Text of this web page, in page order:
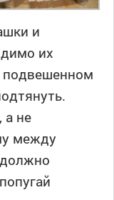
и
их
подвешенном
не
между